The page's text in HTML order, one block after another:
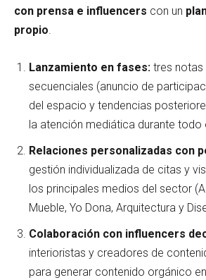
con prensa e influencers con un
propio.
Lanzamiento en fases: tres notas
secuenciales (anuncio de
del espacio y tendencias
la atención mediática durante todo
Relaciones personalizadas con
gestión individualizada de citas y
los principales medios del sector
Mueble, Yo Dona, Arquitectura y
Colaboración con influencers
interioristas y creadores de
para generar contenido orgánico